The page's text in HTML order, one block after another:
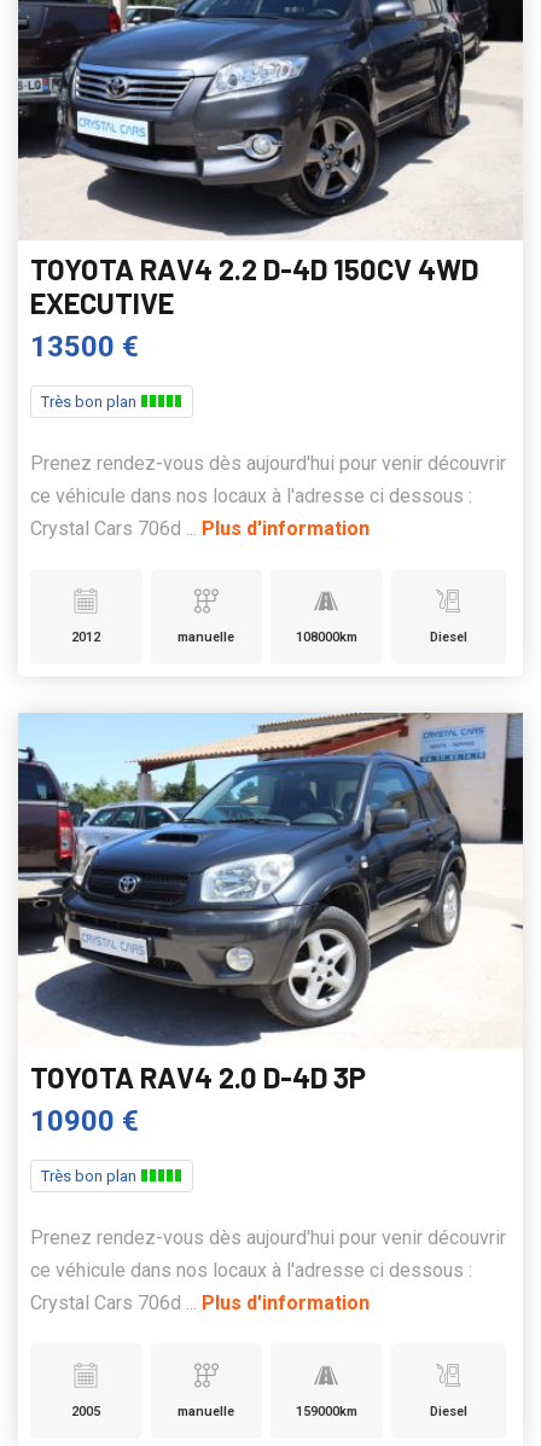
TOYOTA RAV4 2.2 D-4D 150CV 4WD
EXECUTIVE
13500 €
Très bon plan
Prenez rendez-vous dès aujourd'hui pour venir découvrir
ce véhicule dans nos locaux à l'adresse ci dessous :
Crystal Cars 706d ... Plus d'information
2012 manuelle 108000km Diesel
TOYOTA RAV4 2.0 D-4D 3P
10900 €
Très bon plan
Prenez rendez-vous dès aujourd'hui pour venir découvrir
ce véhicule dans nos locaux à l'adresse ci dessous :
Crystal Cars 706d ... Plus d'information
2005 manuelle 159000km Diesel